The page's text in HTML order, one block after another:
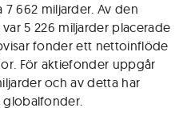
662 miljarder. Av den
5 226 miljarder placerade
fonder ett nettoinflöde
För aktiefonder uppgår
och av detta har
globalfonder.